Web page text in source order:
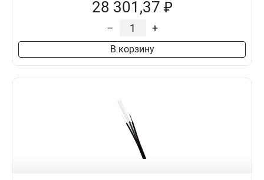
28 301,37 ₽
– +
В корзину